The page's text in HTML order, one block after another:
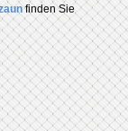
finden Sie